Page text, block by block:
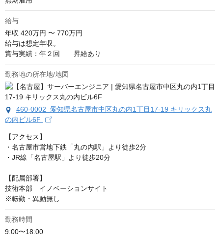
給与
年収 420万円 〜 770万円
給与は想定年収。
賞与実績：年２回　　昇給あり
勤務地の所在地/地図
460-0002 愛知県名古屋市中区丸の内1丁目17-19 キリックス丸
の内ビル6F
【アクセス】
・名古屋市営地下鉄「丸の内駅」より徒歩2分
・JR線「名古屋駅」より徒歩20分
【配属部署】
技術本部　イノベーションサイト
※転勤・異動無し
勤務時間
9:00〜18:00